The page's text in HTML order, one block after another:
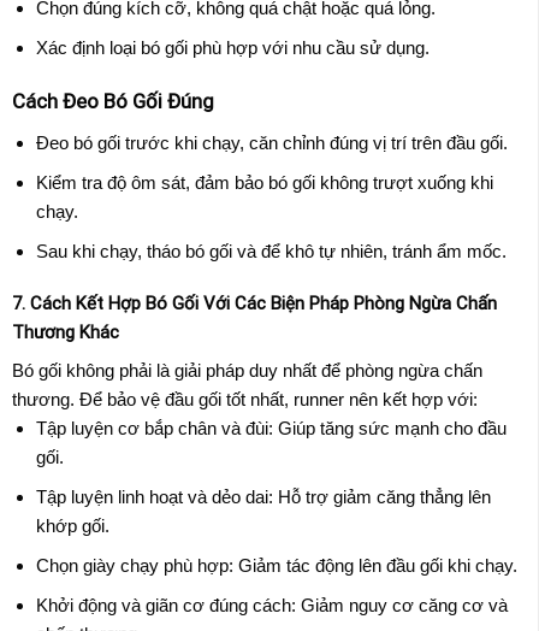
Chọn đúng kích cỡ, không quá chật hoặc quá lỏng.
Xác định loại bó gối phù hợp với nhu cầu sử dụng.
Cách Đeo Bó Gối Đúng
Đeo bó gối trước khi chạy, căn chỉnh đúng vị trí trên đầu gối.
Kiểm tra độ ôm sát, đảm bảo bó gối không trượt xuống khi
chạy.
Sau khi chạy, tháo bó gối và để khô tự nhiên, tránh ẩm mốc.
7. Cách Kết Hợp Bó Gối Với Các Biện Pháp Phòng Ngừa Chấn
Thương Khác
Bó gối không phải là giải pháp duy nhất để phòng ngừa chấn
thương. Để bảo vệ đầu gối tốt nhất, runner nên kết hợp với:
Tập luyện cơ bắp chân và đùi: Giúp tăng sức mạnh cho đầu
gối.
Tập luyện linh hoạt và dẻo dai: Hỗ trợ giảm căng thẳng lên
khớp gối.
Chọn giày chạy phù hợp: Giảm tác động lên đầu gối khi chạy.
Khởi động và giãn cơ đúng cách: Giảm nguy cơ căng cơ và